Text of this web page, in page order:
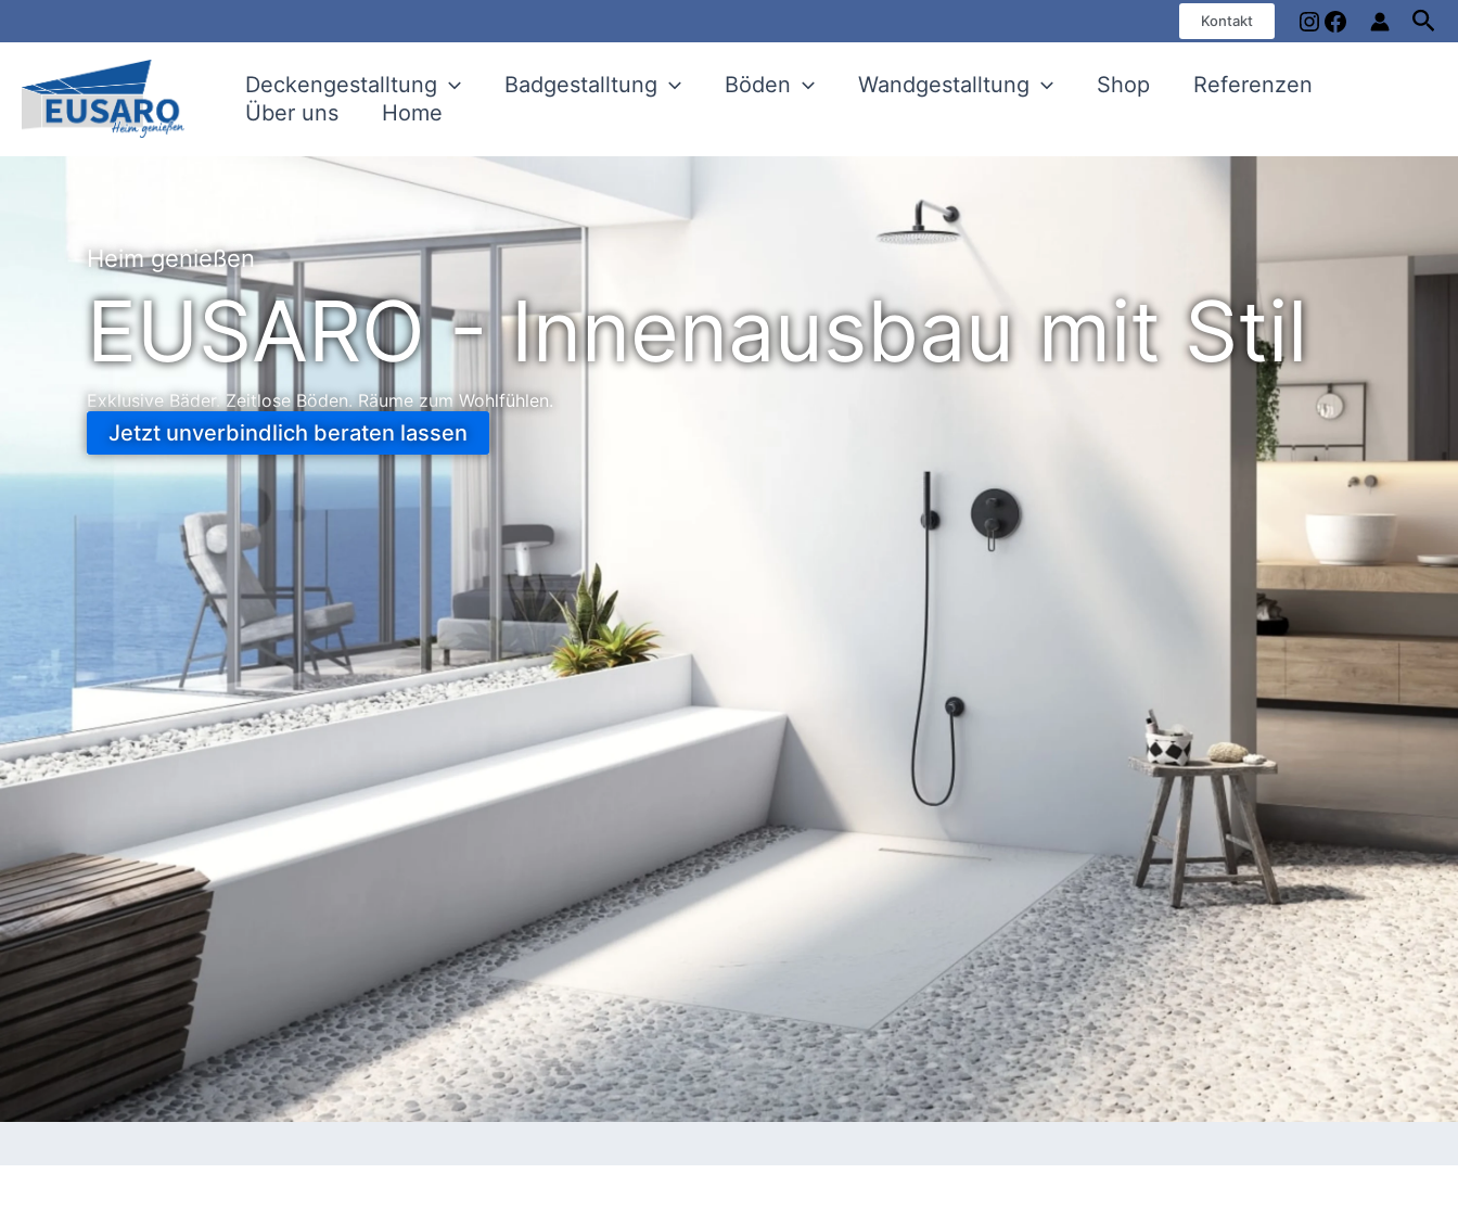
Inhalt
Kontakt InstagramFacebook
Deckengestalltung Badgestalltung Böden Wandgestalltung Shop
Referenzen
Über uns
Home
Heim genießen
EUSARO - Innenausbau mit Stil
Exklusive Bäder. Zeitlose Böden. Räume zum Wohlfühlen.
Jetzt unverbindlich beraten lassen